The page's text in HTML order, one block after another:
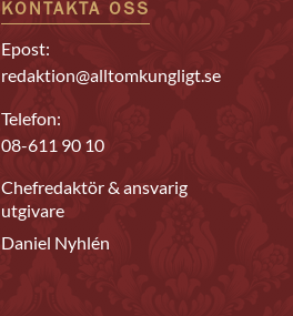
KONTAKTA OSS
Epost:
redaktion@alltomkungligt.se
Telefon:
08-611 90 10
Chefredaktör & ansvarig
utgivare
Daniel Nyhlén